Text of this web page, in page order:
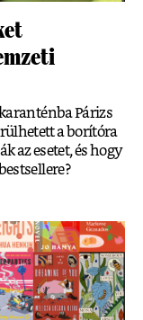
Párizs
a borítóra
az esetet, és hogy